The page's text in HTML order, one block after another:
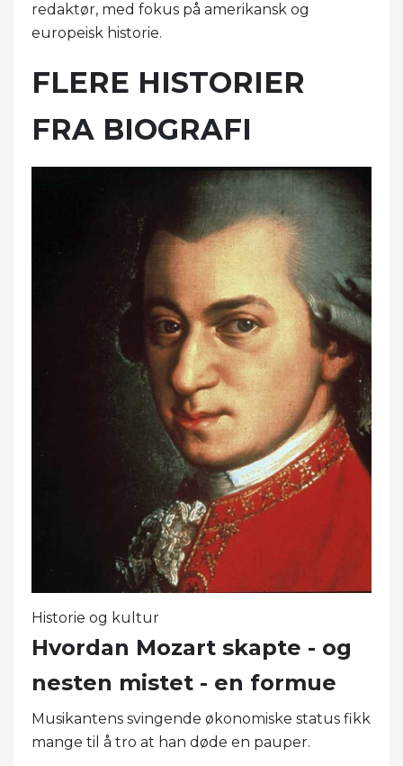
redaktør, med fokus på amerikansk og
europeisk historie.
FLERE HISTORIER
FRA BIOGRAFI
Historie og kultur
Hvordan Mozart skapte - og
nesten mistet - en formue
Musikantens svingende økonomiske status fikk
mange til å tro at han døde en pauper.